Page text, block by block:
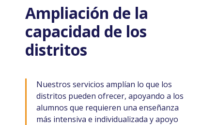
Ampliación de la
capacidad de los
distritos
Nuestros servicios amplían lo que los
distritos pueden ofrecer, apoyando a los
alumnos que requieren una enseñanza
más intensiva e individualizada y apoyo